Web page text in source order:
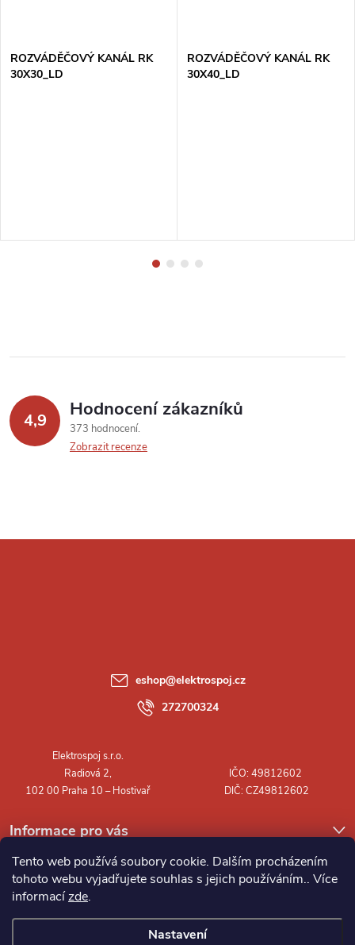
Tento web používá soubory cookie. Dalším procházením
tohoto webu vyjadřujete souhlas s jejich používáním.. Více
informacízde.
Nastavení
ROZVÁDĚČOVÝ KANÁL RK
30X30_LD
ROZVÁDĚČOVÝ KANÁL RK
30X40_LD
4,9 Hodnocení zákazníků
373 hodnocení
Zobrazit recenze
Informace pro vás
eshop@elektrospoj.cz
272700324